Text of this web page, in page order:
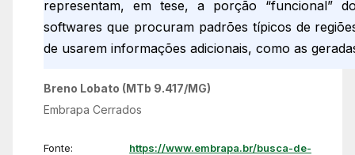
representam, em tese, a porção “funcional”
softwares que procuram padrões típicos de
de usarem informações adicionais, como as
Breno Lobato (MTb 9.417/MG)
Embrapa Cerrados
Fonte: https://www.embrapa.br/busca-de-